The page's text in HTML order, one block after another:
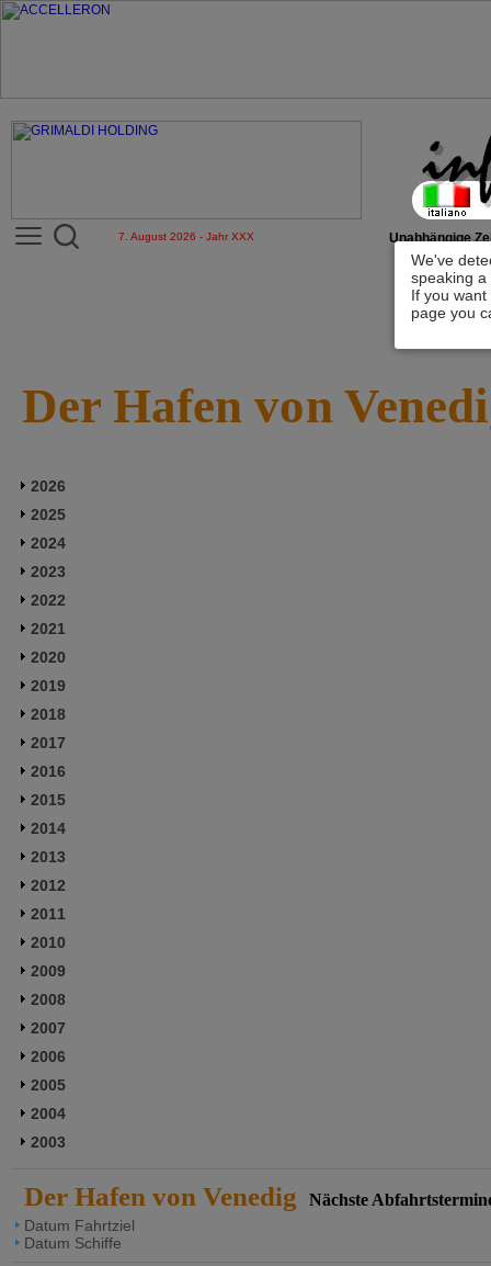
We've
speaking
If you
page you
7. August 2026 - Jahr XXX Unabhängige
Der Hafen von
2026
2025
2024
2023
2022
2021
2020
2019
2018
2017
2016
2015
2014
2013
2012
2011
2010
2009
2008
2007
2006
2005
2004
2003
Der Hafen von Venedig Nächste
Datum Fahrtziel
Datum Schiffe